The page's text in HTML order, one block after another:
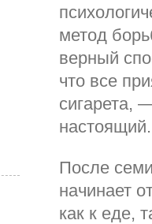
метод
верный
что все
сигарета,
настоящий.
После
начинает
как к еде,